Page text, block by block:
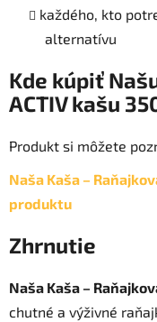
každého, kto
alternatívu
Kde kúpiť
ACTIV kašu
Produkt si môžete
Naša Kaša –
produktu
Zhrnutie
Naša Kaša –
chutné a výživné